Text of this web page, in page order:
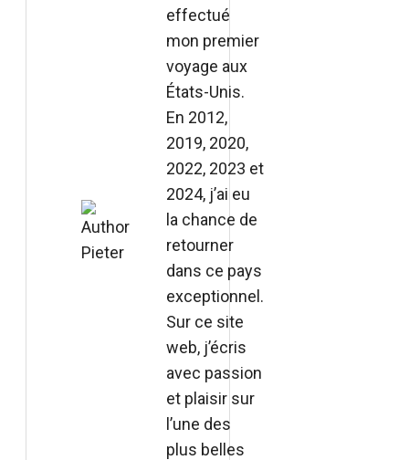
effectué
mon premier
voyage aux
États-Unis.
En 2012,
2019, 2020,
2022, 2023 et
2024, j’ai eu
la chance de
retourner
dans ce pays
exceptionnel.
Sur ce site
web, j’écris
avec passion
et plaisir sur
l’une des
plus belles